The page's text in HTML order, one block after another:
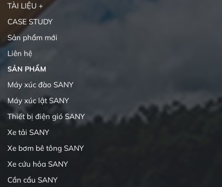
TÀI LIỆU +
CASE STUDY
Sản phẩm mới
Liên hệ
SẢN PHẨM
Máy xúc đào SANY
Máy xúc lật SANY
Thiết bị điện gió SANY
Xe tải SANY
Xe bơm bê tông SANY
Xe cứu hỏa SANY
Cần cẩu SANY